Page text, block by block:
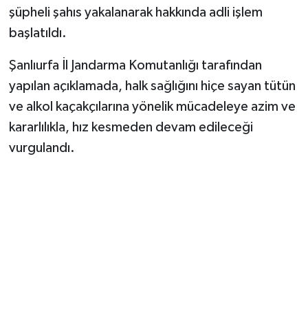
şüpheli şahıs yakalanarak hakkında adli işlem
başlatıldı.
​Şanlıurfa İl Jandarma Komutanlığı tarafından
yapılan açıklamada, halk sağlığını hiçe sayan tütün
ve alkol kaçakçılarına yönelik mücadeleye azim ve
kararlılıkla, hız kesmeden devam edileceği
vurgulandı.